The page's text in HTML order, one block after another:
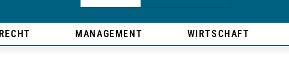
RECHT MANAGEMENT WIRTSCHAFT